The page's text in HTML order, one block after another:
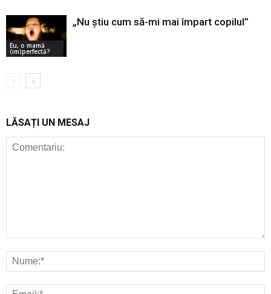
Eu, o mamă
(im)perfectă?
„Nu știu cum să-mi mai împart copilul”
LĂSAȚI UN MESAJ